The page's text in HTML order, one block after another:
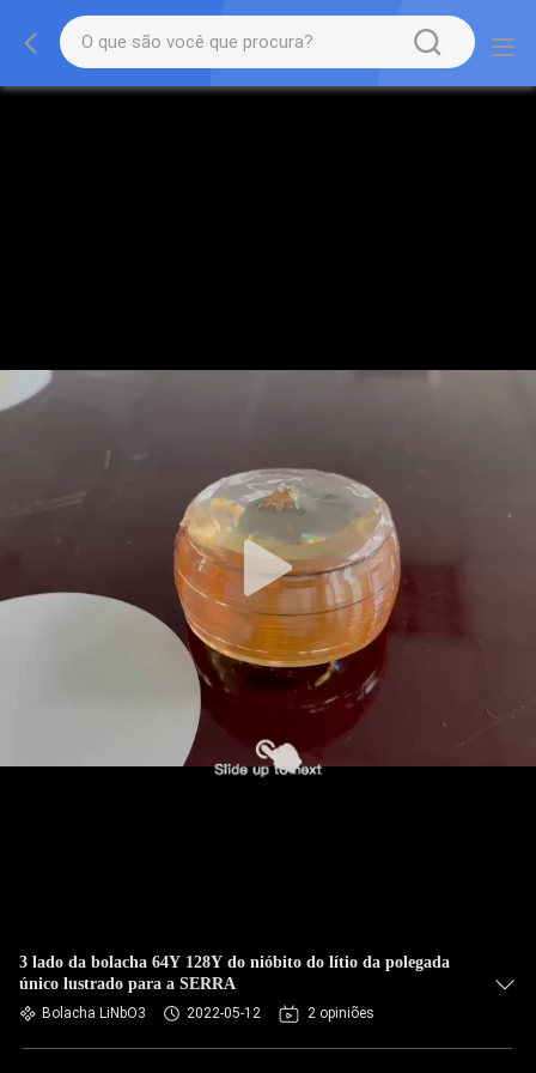
3 lado da bolacha 64Y 128Y do nióbito do lítio da polegada
único lustrado para a SERRA
Bolacha LiNbO3 2022-05-12 2 opiniões